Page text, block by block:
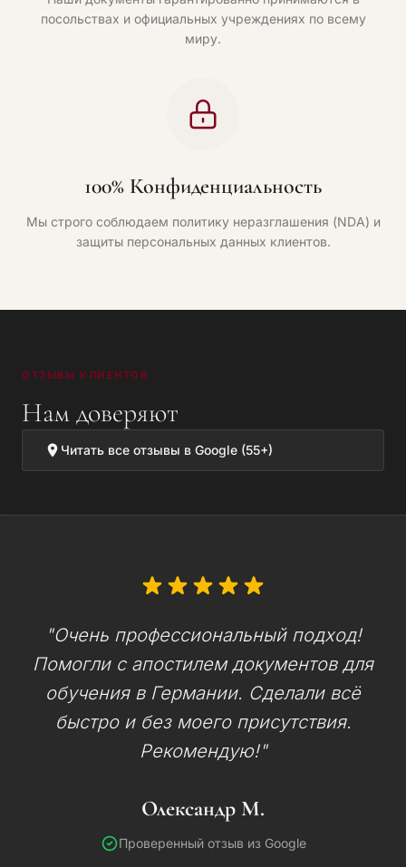
посольствах и официальных учреждениях по всему
миру.
100% Конфиденциальность
Мы строго соблюдаем политику неразглашения (NDA) и
защиты персональных данных клиентов.
ОТЗЫВЫ КЛИЕНТОВ
Нам доверяют
Читать все отзывы в Google (55+)
"Очень профессиональный подход!
Помогли с апостилем документов для
обучения в Германии. Сделали всё
быстро и без моего присутствия.
Рекомендую!"
Олександр М.
Проверенный отзыв из Google